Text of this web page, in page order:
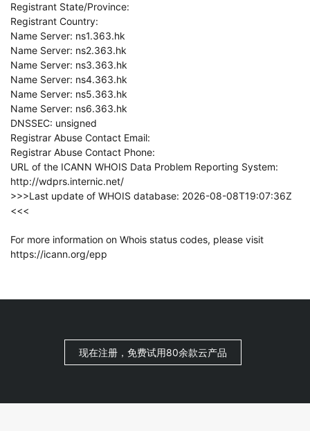
Registrant State/Province:
Registrant Country:
Name Server: ns1.363.hk
Name Server: ns2.363.hk
Name Server: ns3.363.hk
Name Server: ns4.363.hk
Name Server: ns5.363.hk
Name Server: ns6.363.hk
DNSSEC: unsigned
Registrar Abuse Contact Email:
Registrar Abuse Contact Phone:
URL of the ICANN WHOIS Data Problem Reporting System:
http://wdprs.internic.net/
>>>Last update of WHOIS database: 2026-08-08T19:07:36Z
<<<
For more information on Whois status codes, please visit
https://icann.org/epp
现在注册，免费试用80余款云产品